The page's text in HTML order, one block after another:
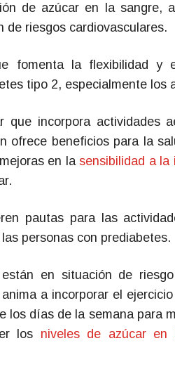
de azúcar en la sangre,
de riesgos cardiovasculares.
fomenta la flexibilidad y
tipo 2, especialmente los
que incorpora actividades
ofrece beneficios para la
en la sensibilidad a la
pautas para las
personas con prediabetes.
en situación de
a incorporar el
los días de la semana para
los niveles de azúcar en